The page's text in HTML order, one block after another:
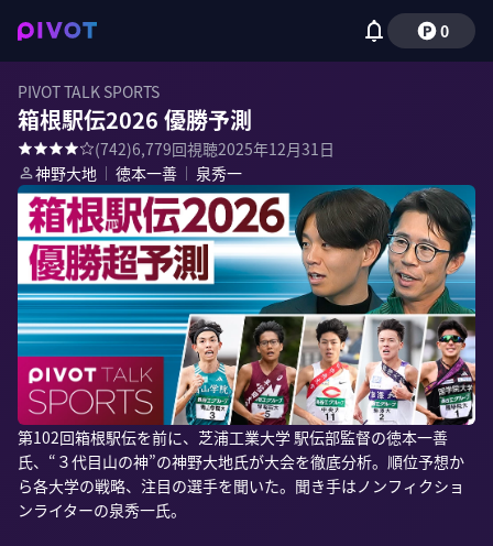
0
PIVOT TALK SPORTS
箱根駅伝2026 優勝予測
(742)6,779回視聴2025年12月31日
神野大地 ｜ 徳本一善 ｜ 泉秀一
第102回箱根駅伝を前に、芝浦工業大学 駅伝部監督の徳本一善
氏、“３代目山の神”の神野大地氏が大会を徹底分析。順位予想か
ら各大学の戦略、注目の選手を聞いた。聞き手はノンフィクショ
ンライターの泉秀一氏。